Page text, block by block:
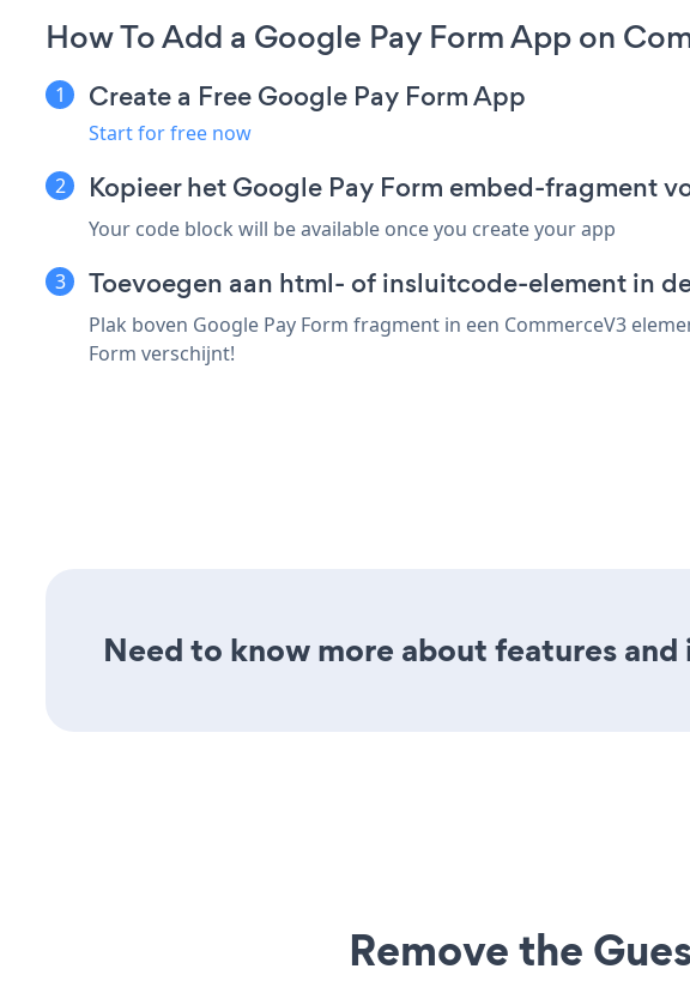
How To Add a Google Pay Form App on
Create a Free Google Pay Form App
Start for free now
Kopieer het Google Pay Form embed-fragment
Your code block will be available once you create your app
Toevoegen aan html- of insluitcode-element in
Plak boven Google Pay Form fragment in een CommerceV3
Form verschijnt!
Need to know more about features
Remove the